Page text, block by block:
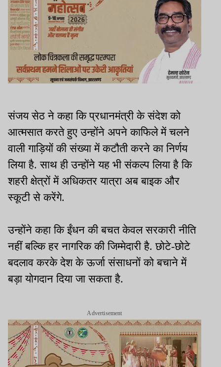
संजय सेठ ने कहा कि प्रधानमंत्री के संदेश को
आत्मसात करते हुए उन्होंने अपने काफिले में चलने
वाली गाड़ियों की संख्या में कटौती करने का निर्णय
लिया है. साथ ही उन्होंने यह भी संकल्प लिया है कि
शहरी क्षेत्रों में अधिकतर यात्रा अब बाइक और
स्कूटी से करेंगे.
उन्होंने कहा कि ईंधन की बचत केवल सरकारी नीति
नहीं बल्कि हर नागरिक की जिम्मेदारी है. छोटे-छोटे
बदलाव करके देश के ऊर्जा संसाधनों को बचाने में
बड़ा योगदान दिया जा सकता है.
Advertisement